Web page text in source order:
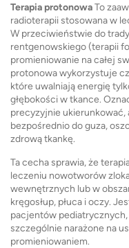
Terapia protonowaTo
radioterapii stosowana w
W przeciwieństwie do
rentgenowskiego (terapii
promieniowanie na całej
protonowa wykorzystuje
które uwalniają energię
głębokości w tkance.
precyzyjnie ukierunkować,
bezpośrednio do guza,
zdrową tkankę.
Ta cecha sprawia, że
leczeniu nowotworów
wewnętrznych lub w
kręgosłup, płuca i oczy.
pacjentów
szczególnie narażone na
promieniowaniem.